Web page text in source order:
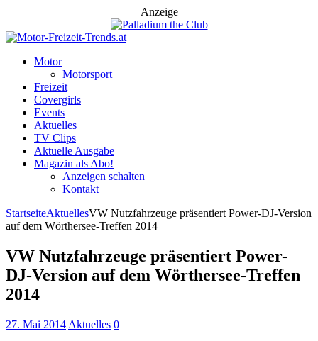
Anzeige
Motor
Motorsport
Freizeit
Covergirls
Events
Aktuelles
TV Clips
Aktuelle Ausgabe
Magazin als Abo!
Anzeigen schalten
Kontakt
StartseiteAktuellesVW Nutzfahrzeuge präsentiert Power-DJ-Version
auf dem Wörthersee-Treffen 2014
VW Nutzfahrzeuge präsentiert Power-
DJ-Version auf dem Wörthersee-Treffen
2014
27. Mai 2014 Aktuelles 0